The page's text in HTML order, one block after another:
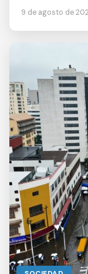
9 de agosto de